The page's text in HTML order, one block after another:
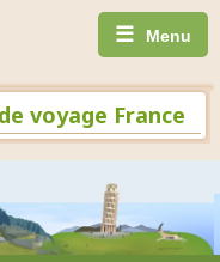
☰ Menu
voyage France